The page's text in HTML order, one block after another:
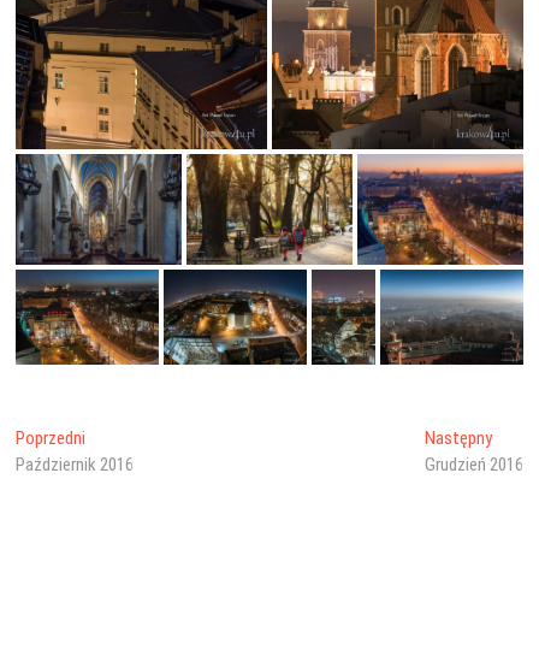
Nawigacja
wpisu
Poprzedni
wpis:
Październik 2016
Następny
wpis:
Grudzień 2016